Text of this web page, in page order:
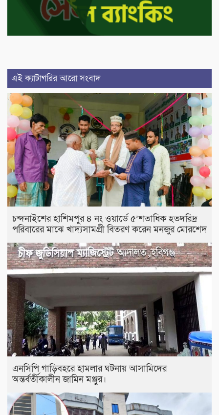
এই ক্যাটাগরির আরো সংবাদ
চন্দনাইশের হাশিমপুর ৪ নং ওয়ার্ডে ৫’শতাধিক হতদরিদ্র
পরিবারের মাঝে খাদ্যসামগ্রী বিতরণ করেন মনজুর মোরশেদ
এনসিপি গাড়িবহরে হামলার ঘটনায় আসামিদের
অন্তর্বর্তীকালীন জামিন মঞ্জুর।